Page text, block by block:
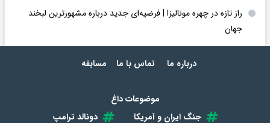
راز تازه در چهره مونالیزا | فرضیه‌ای جدید درباره مشهورترین لبخند
جهان
درباره ما تماس با ما مسابقه
موضوعات داغ
جنگ ایران و آمریکا
دونالد ترامپ